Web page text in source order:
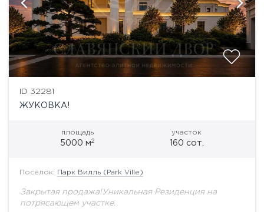
ID 32281
ЖУКОВКА!
площадь
5000 м2
участок
160 сот.
Посёлок: Парк Вилль (Park Ville)
Закрытая продажа!Уникальная Резиденция на
потрясающем участке.